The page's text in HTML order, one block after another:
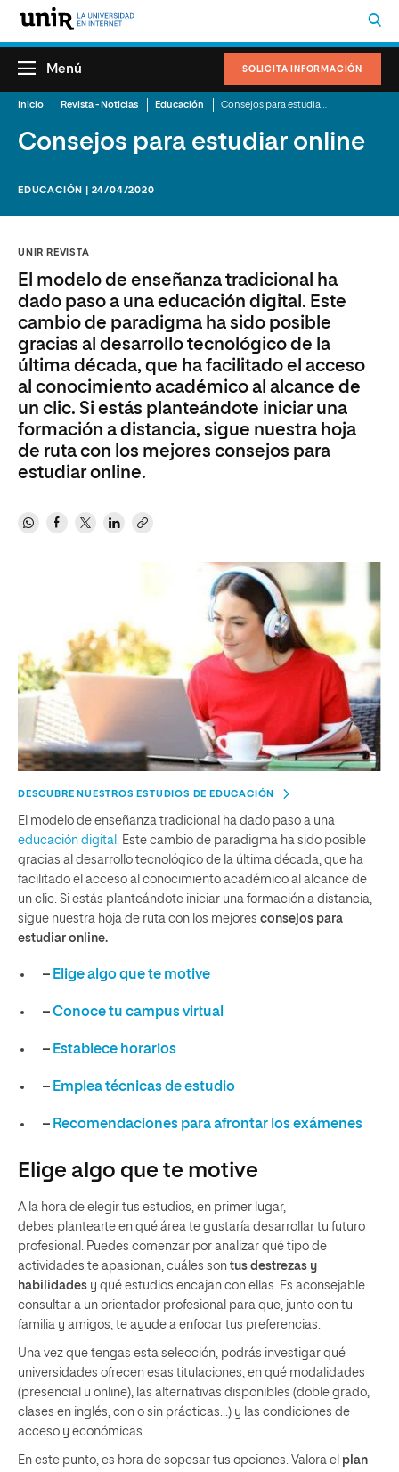
SOLICITA INFORMACIÓN
Menú
Inicio Revista - Noticias Educación
Consejos para estudiar online
EDUCACIÓN | 24/04/2020
UNIR REVISTA
El modelo de enseñanza tradicional ha
dado paso a una educación digital. Este
cambio de paradigma ha sido posible
gracias al desarrollo tecnológico de la
última década, que ha facilitado el acceso
al conocimiento académico al alcance de
un clic. Si estás planteándote iniciar una
formación a distancia, sigue nuestra hoja
de ruta con los mejores consejos para
estudiar online.
DESCUBRE NUESTROS ESTUDIOS DE EDUCACIÓN
El modelo de enseñanza tradicional ha dado paso a una
educación digital . Este cambio de paradigma ha sido posible
gracias al desarrollo tecnológico de la última década, que ha
facilitado el acceso al conocimiento académico al alcance de
un clic. Si estás planteándote iniciar una formación a distancia,
sigue nuestra hoja de ruta con los mejores consejos para
estudiar online.
– Elige algo que te motive
–Conoce tu campus virtual
– Establece horarios
– Emplea técnicas de estudio
– Recomendaciones para afrontar los exámenes
Elige algo que te motive
A la hora de elegir tus estudios, en primer lugar,
debes plantearte en qué área te gustaría desarrollar tu futuro
profesional. Puedes comenzar por analizar qué tipo de
actividades te apasionan, cuáles son tus destrezas y
habilidades y qué estudios encajan con ellas. Es aconsejable
consultar a un orientador profesional para que, junto con tu
familia y amigos, te ayude a enfocar tus preferencias.
Una vez que tengas esta selección, podrás investigar qué
universidades ofrecen esas titulaciones, en qué modalidades
(presencial u online), las alternativas disponibles (doble grado,
clases en inglés, con o sin prácticas…) y las condiciones de
acceso y económicas.
En este punto, es hora de sopesar tus opciones. Valora el plan